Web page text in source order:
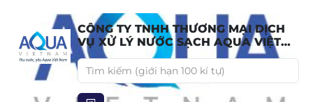
CÔNG TY TNHH THƯƠNG MẠI DỊCH
VỤ XỬ LÝ NƯỚC SẠCH AQUA VIỆT
NAM Địa chỉ: Cơ sở chính